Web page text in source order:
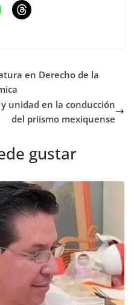
en Derecho de la
unidad en la conducción
del priismo mexiquense
gustar